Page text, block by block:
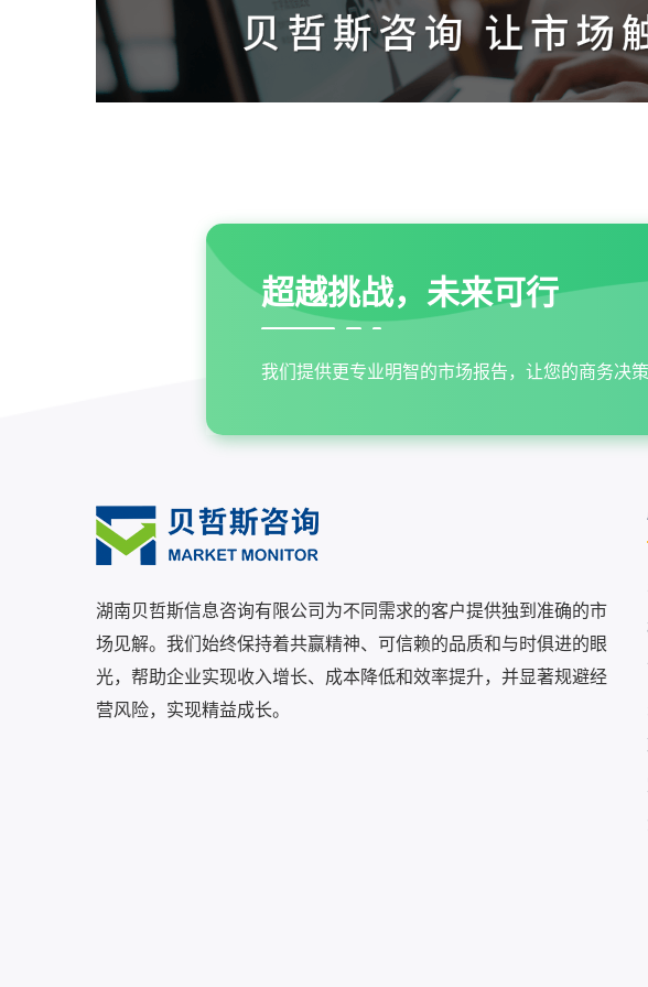
超越挑战，未来可行
我们提供更专业明智的市场报告，让您的商务决策
湖南贝哲斯信息咨询有限公司为不同需求的客户提供独到准确的市
场见解。我们始终保持着共赢精神、可信赖的品质和与时俱进的眼
光，帮助企业实现收入增长、成本降低和效率提升，并显著规避经
营风险，实现精益成长。